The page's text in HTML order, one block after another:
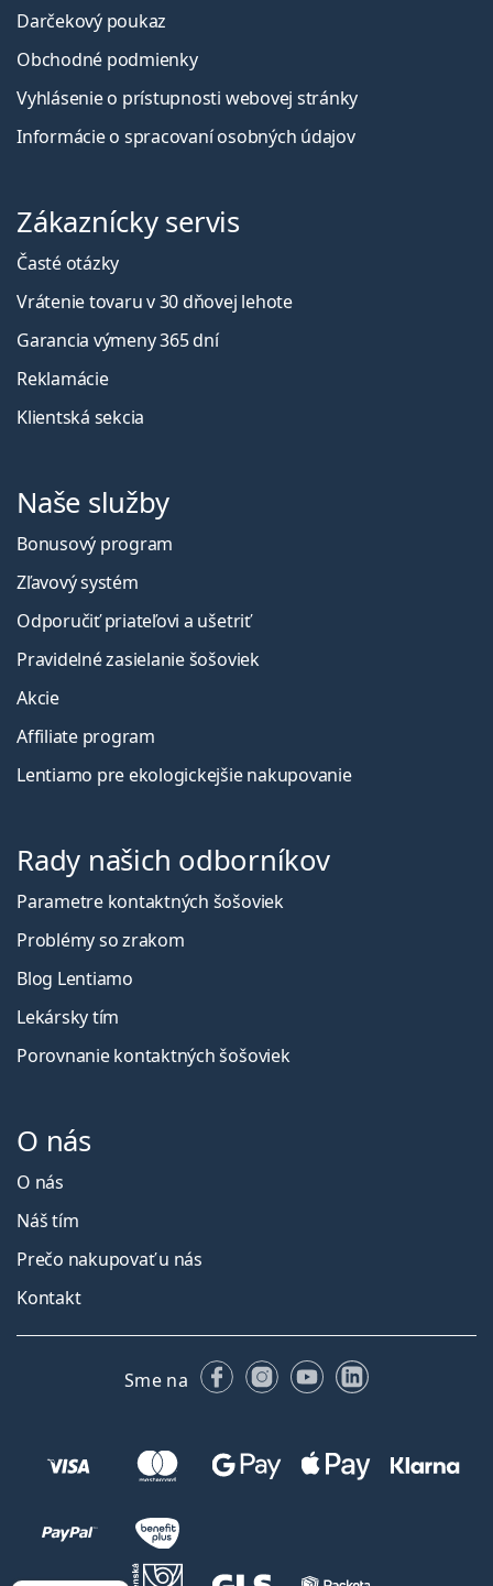
Darčekový poukaz
Obchodné podmienky
Vyhlásenie o prístupnosti webovej stránky
Informácie o spracovaní osobných údajov
Zákaznícky servis
Časté otázky
Vrátenie tovaru v 30 dňovej lehote
Garancia výmeny 365 dní
Reklamácie
Klientská sekcia
Naše služby
Bonusový program
Zľavový systém
Odporučiť priateľovi a ušetriť
Pravidelné zasielanie šošoviek
Akcie
Affiliate program
Lentiamo pre ekologickejšie nakupovanie
Rady našich odborníkov
Parametre kontaktných šošoviek
Problémy so zrakom
Blog Lentiamo
Lekársky tím
Porovnanie kontaktných šošoviek
O nás
O nás
Náš tím
Prečo nakupovať u nás
Kontakt
Sme na FacebookuInstagrame
YouTubeLinkedIn